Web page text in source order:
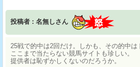
投稿者 : 名無しさん
25戦で的中は2回だけ。しかも、その的中は
ここまで当たらない競馬サイトも珍しい。
提供者は恥ずかしくないのだろうか。